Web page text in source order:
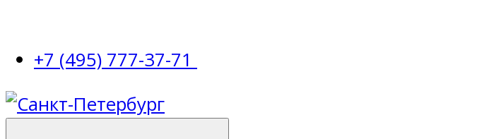
+7 (495) 777-37-71